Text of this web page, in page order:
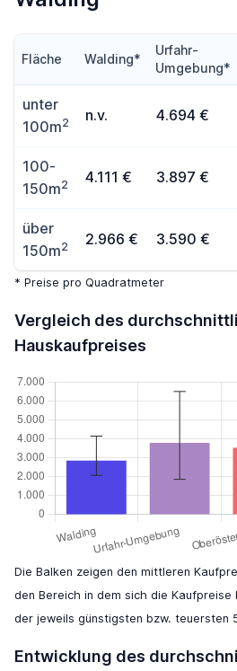
Fläche Walding*
Urfahr-
Umgebung*
unter
100m2 n.v. 4.694 €
100-
150m2 4.111 € 3.897 €
über
150m2 2.966 € 3.590 €
* Preise pro Quadratmeter
Vergleich des
Hauskaufpreises
Die Balken zeigen den mittleren
den Bereich in dem sich die Kaufpreise
der jeweils günstigsten bzw. teuersten
Entwicklung des